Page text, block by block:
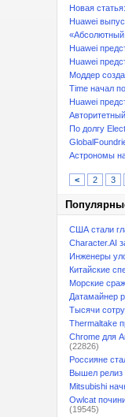
Новая
Huawei
«Абсолютный
Huawei
Huawei
Моддер
Time начал
Huawei
По долгу
Астрономы
< 2 3
США стали
Character.AI
Инженеры
Китайские
Морские
Датамайнер
Тысячи
Thermaltake
Chrome для
(22826)
Россияне
Вышел релиз
Mitsubishi
Owlcat
(19545)